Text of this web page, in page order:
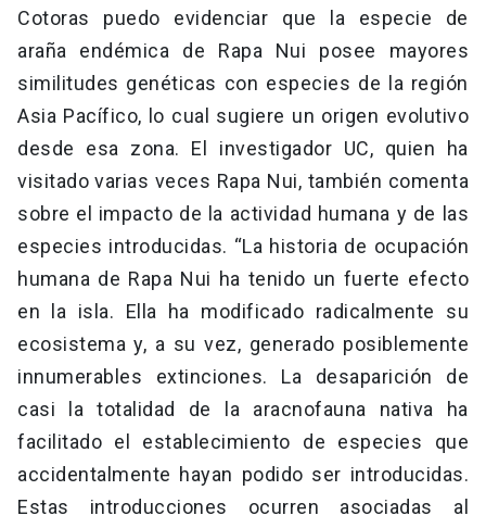
Cotoras puedo evidenciar que la especie de
araña endémica de Rapa Nui posee mayores
similitudes genéticas con especies de la región
Asia Pacífico, lo cual sugiere un origen evolutivo
desde esa zona. El investigador UC, quien ha
visitado varias veces Rapa Nui, también comenta
sobre el impacto de la actividad humana y de las
especies introducidas. “La historia de ocupación
humana de Rapa Nui ha tenido un fuerte efecto
en la isla. Ella ha modificado radicalmente su
ecosistema y, a su vez, generado posiblemente
innumerables extinciones. La desaparición de
casi la totalidad de la aracnofauna nativa ha
facilitado el establecimiento de especies que
accidentalmente hayan podido ser introducidas.
Estas introducciones ocurren asociadas al